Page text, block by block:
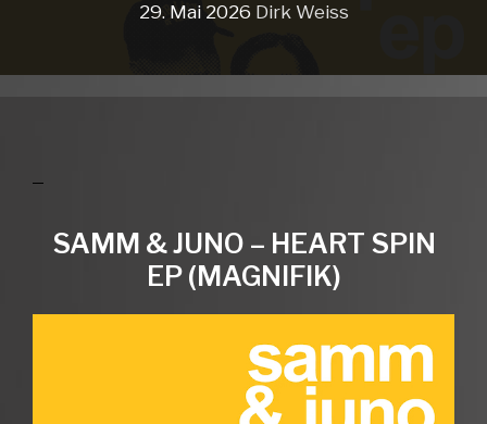
29. Mai 2026 Dirk Weiss
SAMM & JUNO – HEART SPIN
EP (MAGNIFIK)